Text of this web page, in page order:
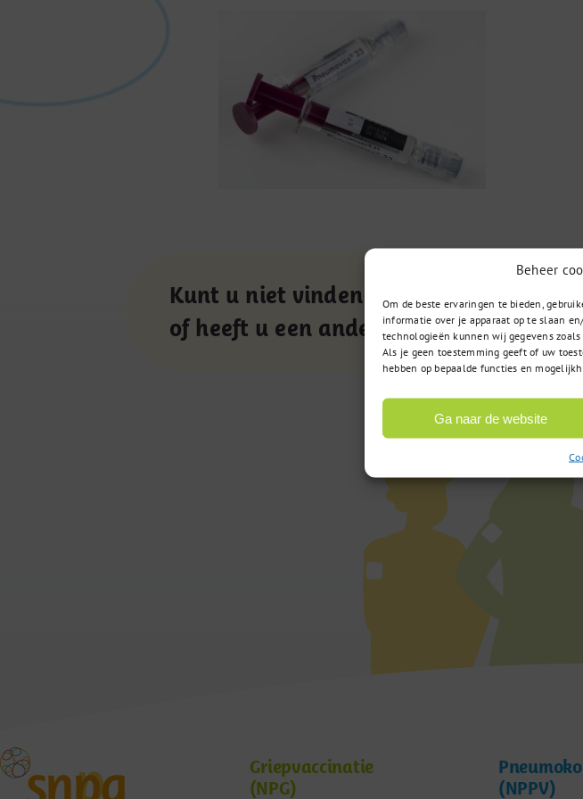
Beheer
Om de beste ervaringen te bieden,
informatie over je apparaat op te slaan
technologieën kunnen wij gegevens zoals
Als je geen toestemming geeft of uw
hebben op bepaalde functies en
Ga naar de website
Kunt u niet vinden wat u zoekt
of heeft u een andere vraag?
Griepvaccinatie
(NPG)
(NPPV)